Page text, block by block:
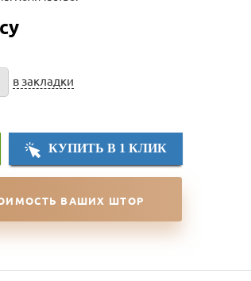
в закладки
КУПИТЬ В 1 КЛИК
ВАШИХ ШТОР